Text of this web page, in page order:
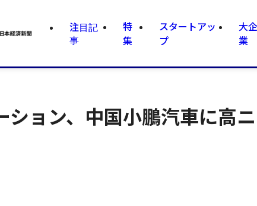
注目記
事
特
集
スタートアッ
プ
大企
業
ション、中国小鵬汽車に高